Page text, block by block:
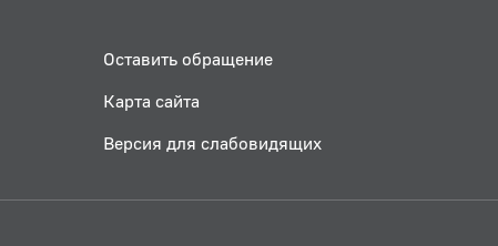
Оставить обращение
Карта сайта
Версия для слабовидящих